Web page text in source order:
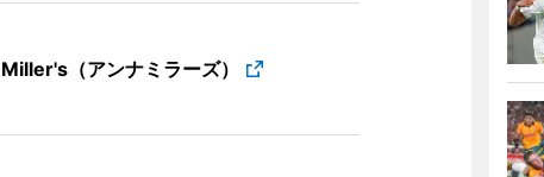
（アンナミラーズ）